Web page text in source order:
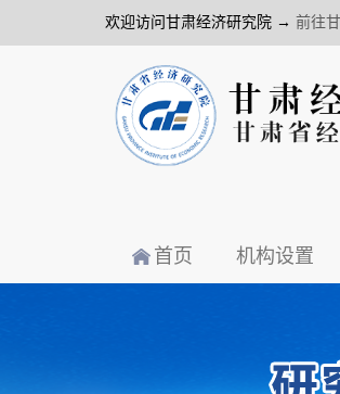
欢迎访问甘肃经济研究院 → 前往
首页 机构设置